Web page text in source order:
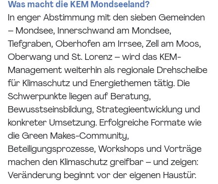
Was macht die KEM Mondseeland?
In enger Abstimmung mit den sieben Gemeinden
– Mondsee, Innerschwand am Mondsee,
Tiefgraben, Oberhofen am Irrsee, Zell am Moos,
Oberwang und St. Lorenz – wird das KEM-
Management weiterhin als regionale Drehscheibe
für Klimaschutz und Energiethemen tätig. Die
Schwerpunkte liegen auf Beratung,
Bewusstseinsbildung, Strategieentwicklung und
konkreter Umsetzung. Erfolgreiche Formate wie
die Green Makes-Community,
Beteiligungsprozesse, Workshops und Vorträge
machen den Klimaschutz greifbar – und zeigen:
Veränderung beginnt vor der eigenen Haustür.